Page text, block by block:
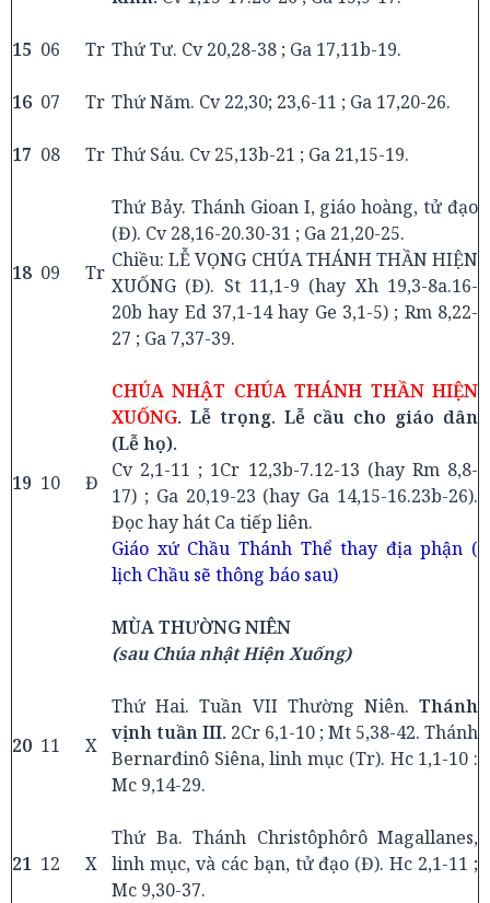
15 06 Tr Thứ Tư. Cv 20,28-38 ; Ga 17,11b-19.
16 07 Tr Thứ Năm. Cv 22,30; 23,6-11 ; Ga 17,20-26.
17 08 Tr Thứ Sáu. Cv 25,13b-21 ; Ga 21,15-19.
18 09 Tr
Thứ Bảy. Thánh Gioan I, giáo hoàng, tử đạo
(Đ). Cv 28,16-20.30-31 ; Ga 21,20-25.
Chiều: LỄ VỌNG CHÚA THÁNH THẦN HIỆN
XUỐNG (Đ). St 11,1-9 (hay Xh 19,3-8a.16-
20b hay Ed 37,1-14 hay Ge 3,1-5) ; Rm 8,22-
27 ; Ga 7,37-39.
19 10 Đ
CHÚA NHẬT CHÚA THÁNH THẦN HIỆN
XUỐNG. Lễ trọng. Lễ cầu cho giáo dân
(Lễ họ).
Cv 2,1-11 ; 1Cr 12,3b-7.12-13 (hay Rm 8,8-
17) ; Ga 20,19-23 (hay Ga 14,15-16.23b-26).
Đọc hay hát Ca tiếp liên.
Giáo xứ Chầu Thánh Thể thay địa phận (
lịch Chầu sẽ thông báo sau)
MÙA THƯỜNG NIÊN
(sau Chúa nhật Hiện Xuống)
20 11 X
Thứ Hai. Tuần VII Thường Niên. Thánh
vịnh tuần III. 2Cr 6,1-10 ; Mt 5,38-42. Thánh
Bernarđinô Siêna, linh mục (Tr). Hc 1,1-10 :
Mc 9,14-29.
21 12 X
Thứ Ba. Thánh Christôphôrô Magallanes,
linh mục, và các bạn, tử đạo (Đ). Hc 2,1-11 ;
Mc 9,30-37.